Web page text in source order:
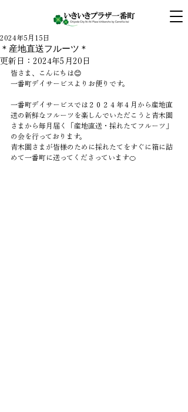
＊産地直送フルーツ＊
2024年5月15日
更新日： 2024年5月20日
皆さま、こんにちは😊
一番町デイサービスよりお便りです。
一番町デイサービスでは２０２４年４月から産地直
送の新鮮なフルーツを楽しんでいただこうと青木園
さまから毎月届く「産地直送・採れたてフルーツ」
の会を行っております。
青木園さまが皆様のために採れたてをすぐに箱に詰
めて一番町に送ってくださっています🍊